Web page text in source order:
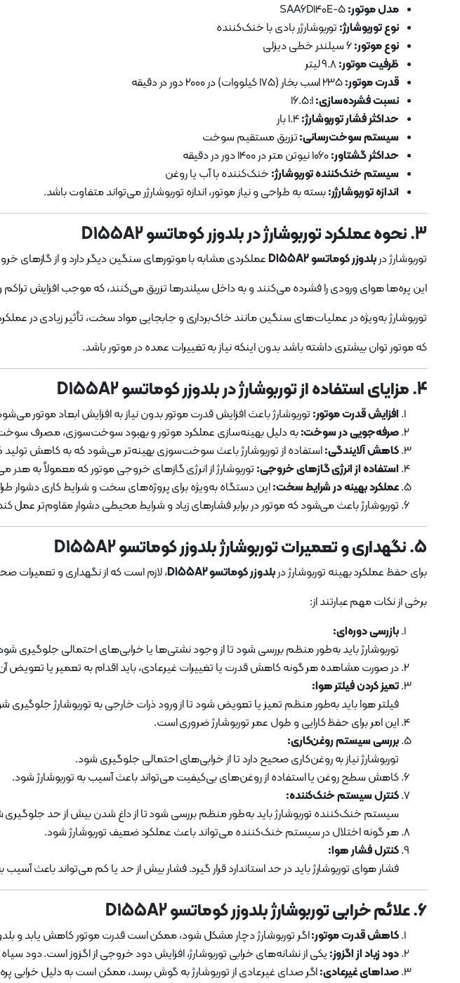
مدل موتور:
نوع توربوشارژ: توربوشارژر بادی با خنک‌کننده
نوع موتور:
ظرفیت موتور:
قدرت موتور:
نسبت فشرده‌سازی:
حداکثر فشار توربوشارژ:1.4 بار
سیستم سوخت‌رسانی:تزریق مستقیم سوخت
حداکثر گشتاور:
سیستم خنک‌کننده توربوشارژ:خنک‌کننده با آب یا روغن
اندازه توربوشارژر:بسته به طراحی و نیاز موتور، اندازه توربوشارژر می‌تواند متفاوت باشد.
3. نحوه عملکرد توربوشارژ در بلدوزر کوماتسو D155A2
توربوشارژ دربلدوزر کوماتسو D155A2
عملکردی مشابه با موتورهای سنگین دیگر دارد و از گازهای
این پره‌ها هوای ورودی را فشرده می‌کنند و به داخل سیلندرها تزریق می‌کنند، که موجب افزایش
توربوشارژ به‌ویژه در عملیات‌های سنگین مانند خاک‌برداری و جابجایی مواد سخت، تأثیر زیادی در
که موتور توان بیشتری داشته باشد بدون اینکه نیاز به تغییرات عمده در موتور باشد.
4. مزایای استفاده از توربوشارژ در بلدوزر کوماتسو D155A2
افزایش قدرت موتور: توربوشارژ باعث افزایش قدرت موتور بدون نیاز به افزایش ابعاد موتور
صرفه‌جویی در سوخت:به دلیل بهینه‌سازی عملکرد موتور و بهبود سوخت‌سوزی، مصرف
کاهش آلایندگی:استفاده از توربوشارژ باعث سوخت‌سوزی بهینه‌تر می‌شود که به کاهش تولید
استفاده از انرژی گازهای خروجی: توربوشارژ از انرژی گازهای خروجی موتور که معمولاً به هدر
عملکرد بهینه در شرایط سخت:این دستگاه به‌ویژه برای پروژه‌های سخت و شرایط کاری دشوار
توربوشارژ باعث می‌شود که موتور در برابر فشارهای زیاد و شرایط محیطی دشوار مقاوم‌تر عمل
5. نگهداری و تعمیرات توربوشارژ بلدوزر کوماتسو D155A2
برای حفظ عملکرد بهینه توربوشارژ دربلدوزر کوماتسو D155A2
، لازم است که از نگهداری و تعمیرات
برخی از نکات مهم عبارتند از:
بازرسی دوره‌ای:
توربوشارژ باید به‌طور منظم بررسی شود تا از وجود نشتی‌ها یا خرابی‌های احتمالی جلوگیری
در صورت مشاهده هر گونه کاهش قدرت یا تغییرات غیرعادی، باید اقدام به تعمیر یا تعویض
تمیز کردن فیلتر هوا:
فیلتر هوا باید به‌طور منظم تمیز یا تعویض شود تا از ورود ذرات خارجی به توربوشارژ جلوگیری
این امر برای حفظ کارایی و طول عمر توربوشارژ ضروری است.
بررسی سیستم روغن‌کاری:
توربوشارژ نیاز به روغن‌کاری صحیح دارد تا از خرابی‌های احتمالی جلوگیری شود.
کاهش سطح روغن یا استفاده از روغن‌های بی‌کیفیت می‌تواند باعث آسیب به توربوشارژ شود.
کنترل سیستم خنک‌کننده:
سیستم خنک‌کننده توربوشارژ باید به‌طور منظم بررسی شود تا از داغ شدن بیش از حد
هر گونه اختلال در سیستم خنک‌کننده می‌تواند باعث عملکرد ضعیف توربوشارژ شود.
کنترل فشار هوا:
فشار هوای توربوشارژ باید در حد استاندارد قرار گیرد. فشار بیش از حد یا کم می‌تواند باعث
6. علائم خرابی توربوشارژ بلدوزر کوماتسو D155A2
کاهش قدرت موتور:اگر توربوشارژ دچار مشکل شود، ممکن است قدرت موتور کاهش یابد و
دود زیاد از اگزوز: یکی از نشانه‌های خرابی توربوشارژ، افزایش دود خروجی از اگزوز است.
صداهای غیرعادی:اگر صدای غیرعادی از توربوشارژ به گوش برسد، ممکن است به دلیل خرابی